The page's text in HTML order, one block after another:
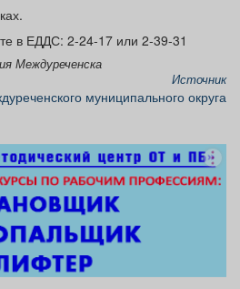
в ЕДДС: 2-24-17 или 2-39-31
Междуреченска
Источник
муниципального округа